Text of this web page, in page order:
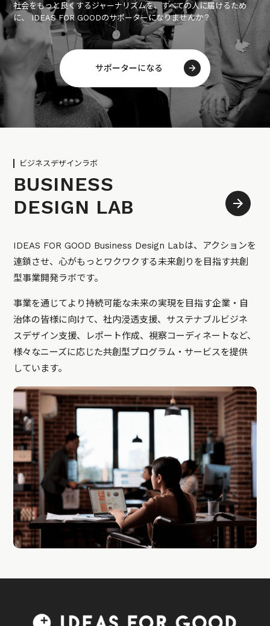
社会をもっと良くするジャーナリズムを、すべての人に届けるため
に、 IDEAS FOR GOODのサポーターになりませんか？
サポーターになる
ビジネスデザインラボ
BUSINESS
DESIGN LAB
IDEAS FOR GOOD Business Design Labは、アクションを
連鎖させ、心がもっとワクワクする未来創りを目指す共創
型事業開発ラボです。
事業を通じてより持続可能な未来の実現を目指す企業・自
治体の皆様に向けて、社内浸透支援、サステナブルビジネ
スデザイン支援、レポート作成、視察コーディネートなど、
様々なニーズに応じた共創型プログラム・サービスを提供
しています。